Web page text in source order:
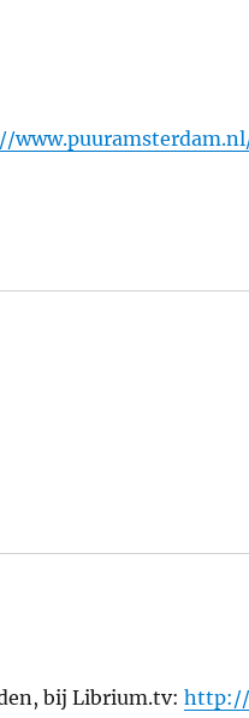
bij Librium.tv:http://